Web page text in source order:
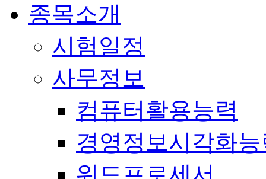
종목소개
시험일정
사무정보
컴퓨터활용능력
경영정보시각화
워드프로세서